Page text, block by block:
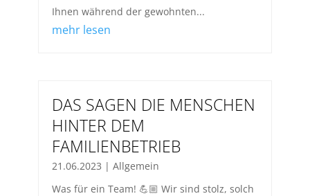
Ihnen während der gewohnten...
mehr lesen
DAS SAGEN DIE MENSCHEN
HINTER DEM
FAMILIENBETRIEB
21.06.2023 | Allgemein
Was für ein Team! 💪🏼 Wir sind stolz, solch